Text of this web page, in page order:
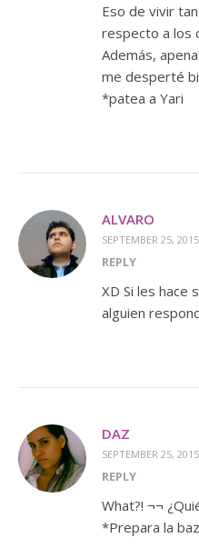
Eso de vivir
respecto a los
Además,
me desperté
*patea a Yari
ALVARO
SEPTEMBER 25,
REPLY
XD Si les hace
alguien
DAZ
SEPTEMBER 25,
REPLY
What?! ¬¬
*Prepara la